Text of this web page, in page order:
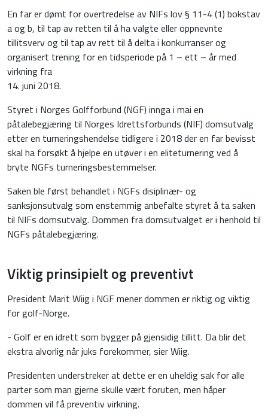
En far er dømt for overtredelse av NIFs lov § 11-4 (1) bokstav
a og b, til tap av retten til å ha valgte eller oppnevnte
tillitsverv og til tap av rett til å delta i konkurranser og
organisert trening for en tidsperiode på 1 – ett – år med
virkning fra
14. juni 2018.
Styret i Norges Golfforbund (NGF) innga i mai en
påtalebegjæring til Norges Idrettsforbunds (NIF) domsutvalg
etter en turneringshendelse tidligere i 2018 der en far bevisst
skal ha forsøkt å hjelpe en utøver i en eliteturnering ved å
bryte NGFs turneringsbestemmelser.
Saken ble først behandlet i NGFs disiplinær- og
sanksjonsutvalg som enstemmig anbefalte styret å ta saken
til NIFs domsutvalg. Dommen fra domsutvalget er i henhold til
NGFs påtalebegjæring.
Viktig prinsipielt og preventivt
President Marit Wiig i NGF mener dommen er riktig og viktig
for golf-Norge.
- Golf er en idrett som bygger på gjensidig tillitt. Da blir det
ekstra alvorlig når juks forekommer, sier Wiig.
Presidenten understreker at dette er en uheldig sak for alle
parter som man gjerne skulle vært foruten, men håper
dommen vil få preventiv virkning.